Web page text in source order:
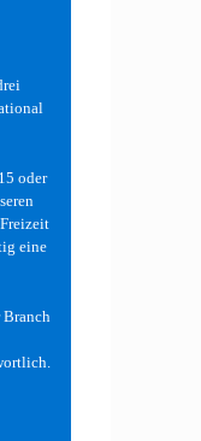
oder
eine